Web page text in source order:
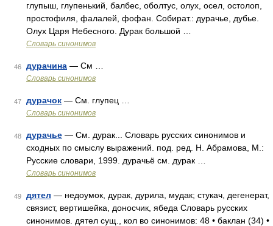
глупыш, глупенький, балбес, оболтус, олух, осел, остолоп,
простофиля, фалалей, фофан. Собират.: дурачье, дубье.
Олух Царя Небесного. Дурак большой …
Словарь синонимов
46 дурачина — См …
Словарь синонимов
47 дурачок — См. глупец …
Словарь синонимов
48 дурачье — См. дурак... Словарь русских синонимов и
сходных по смыслу выражений. под. ред. Н. Абрамова, М.:
Русские словари, 1999. дурачьё см. дурак …
Словарь синонимов
49 дятел — недоумок, дурак, дурила, мудак; стукач, дегенерат,
связист, вертишейка, доносчик, ябеда Словарь русских
синонимов. дятел сущ., кол во синонимов: 48 • баклан (34) •